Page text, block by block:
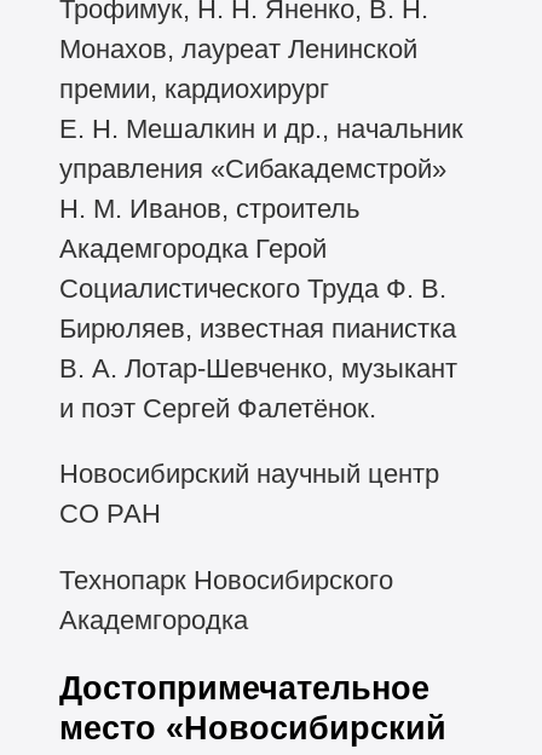
Трофимук, Н. Н. Яненко, В. Н.
Монахов, лауреат Ленинской
премии, кардиохирург
Е. Н. Мешалкин и др., начальник
управления «Сибакадемстрой»
Н. М. Иванов, строитель
Академгородка Герой
Социалистического Труда Ф. В.
Бирюляев, известная пианистка
В. А. Лотар-Шевченко, музыкант
и поэт Сергей Фалетёнок.
Новосибирский научный центр
СО РАН
Технопарк Новосибирского
Академгородка
Достопримечательное
место «Новосибирский